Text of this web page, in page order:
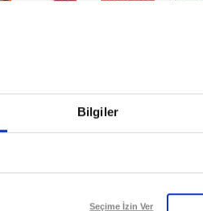
Bilgiler
Seçime İzin Ver